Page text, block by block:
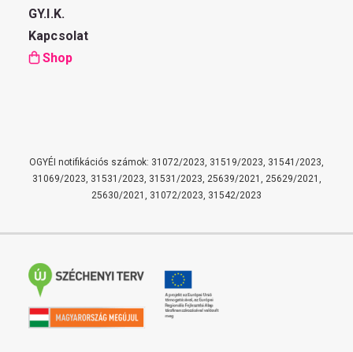
GY.I.K.
Kapcsolat
Shop
OGYÉI notifikációs számok: 31072/2023, 31519/2023, 31541/2023,
31069/2023, 31531/2023, 31531/2023, 25639/2021, 25629/2021,
25630/2021, 31072/2023, 31542/2023